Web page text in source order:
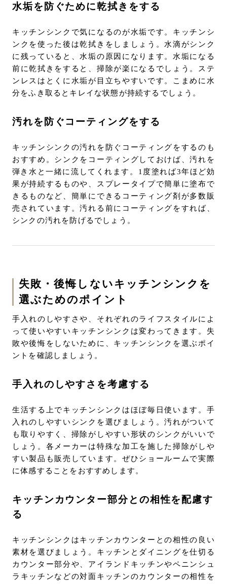
水垢を防ぐために乾拭きをする
キッチンシンクで気になるのが水垢です。キッチンシ
ンクを使った後は乾拭きをしましょう。水滴がシンク
に残っていると、水垢の原因になります。水垢になる
前に乾拭きをすると、掃除が楽になるでしょう。ステ
ンレスはとくに水垢が目立ちやすいです。こまめに水
分をふき取るとキレイな状態が持続するでしょう。
汚れを防ぐコーティングをする
キッチンシンクの汚れを防ぐコーティングをするのも
おすすめ。シンクをコーティングしておけば、汚れを
弾き水と一緒に流してくれます。1度塗れば3年ほど効
果が持続するものや、スプレータイプで簡単に塗布で
きるものなど、簡単にできるコーティング剤が多数販
売されています。汚れる前にコーティングをすれば、
シンクの汚れを防げるでしょう。
失敗・後悔しないキッチンシンクを
選ぶためのポイント
手入れのしやすさや、それぞれのライフスタイルによ
って使いやすいキッチンシンクは変わってきます。失
敗や後悔をしないために、キッチンシンクを選ぶポイ
ントを確認しましょう。
手入れのしやすさを考慮する
生活する上でキッチンシンクはほぼ毎日使います。手
入れのしやすいシンクを選びましょう。汚れがついて
も取りやすく、掃除がしやすい形状のシンクがいいで
しょう。各メーカーは特殊な加工を施した掃除がしや
すい製品も販売しています。ぜひショールームで実際
に体感することをおすすめします。
キッチンカウンター部分との相性を配慮す
る
キッチンシンクはキッチンカウンターとの相性の良い
素材を選びましょう。キッチンとダイニングを仕切る
カウンター部分や、アイランドキッチンやペニンシュ
ラキッチンなどの対面キッチンのカウンターの相性を